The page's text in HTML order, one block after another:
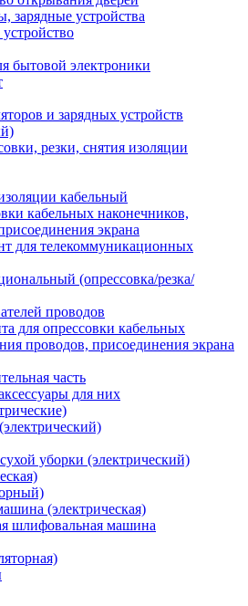
зарядные устройства
бытовой электроники
и зарядных устройств
резки, снятия изоляции
кабельный
кабельных наконечников,
экрана
для телекоммуникационных
(опрессовка/резка/
проводов
для опрессовки кабельных
проводов, присоединения экрана
часть
для них
уборки (электрический)
(электрическая)
шлифовальная машина